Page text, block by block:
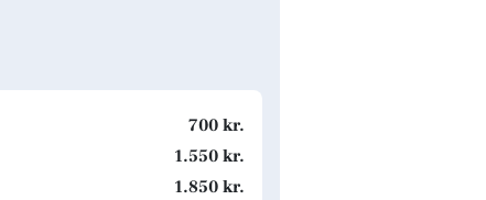
700 kr.
1.550 kr.
1.850 kr.